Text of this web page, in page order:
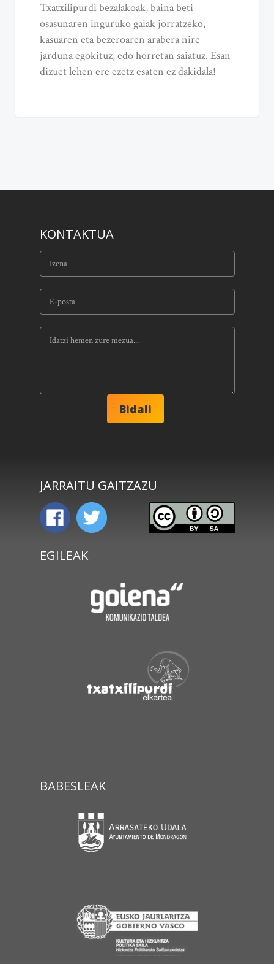
Txatxilipurdi bezalakoak, baina beti
osasunaren inguruko gaiak jorratzeko,
kasuaren eta bezeroaren arabera nire
jarduna egokituz, edo horretan saiatuz. Esan
dizuet lehen ere ezetz esaten ez dakidala!
KONTAKTUA
JARRAITU GAITZAZU
EGILEAK
BABESLEAK